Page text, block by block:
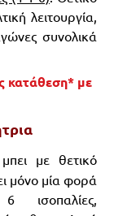
λειτουργία,
συνολικά
κατάθεση* με
με θετικό
μόνο μία φορά